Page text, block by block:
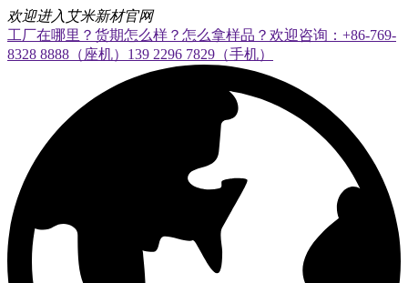
欢迎进入艾米新材官网
工厂在哪里？货期怎么样？怎么拿样品？欢迎咨询：+86-769-
8328 8888（座机）139 2296 7829（手机）